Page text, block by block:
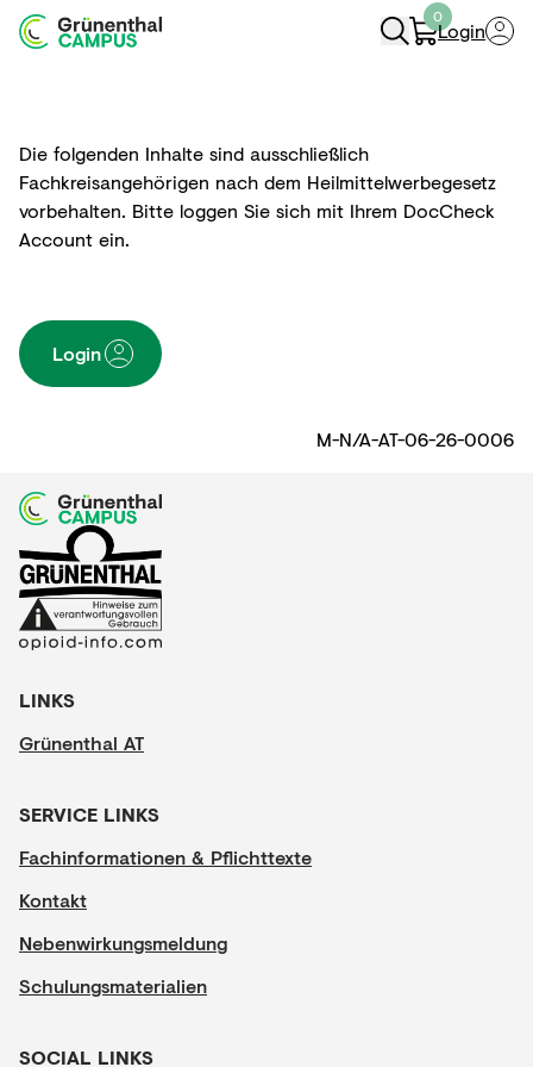
0
Login
Die folgenden Inhalte sind ausschließlich
Fachkreisangehörigen nach dem Heilmittelwerbegesetz
vorbehalten. Bitte loggen Sie sich mit Ihrem DocCheck
Account ein.
Login
M-N/A-AT-06-26-0006
LINKS
Grünenthal AT
SERVICE LINKS
Fachinformationen & Pflichttexte
Kontakt
Nebenwirkungsmeldung
Schulungsmaterialien
SOCIAL LINKS